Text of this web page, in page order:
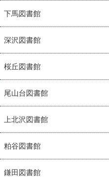
下馬図書館
深沢図書館
桜丘図書館
尾山台図書館
上北沢図書館
粕谷図書館
鎌田図書館